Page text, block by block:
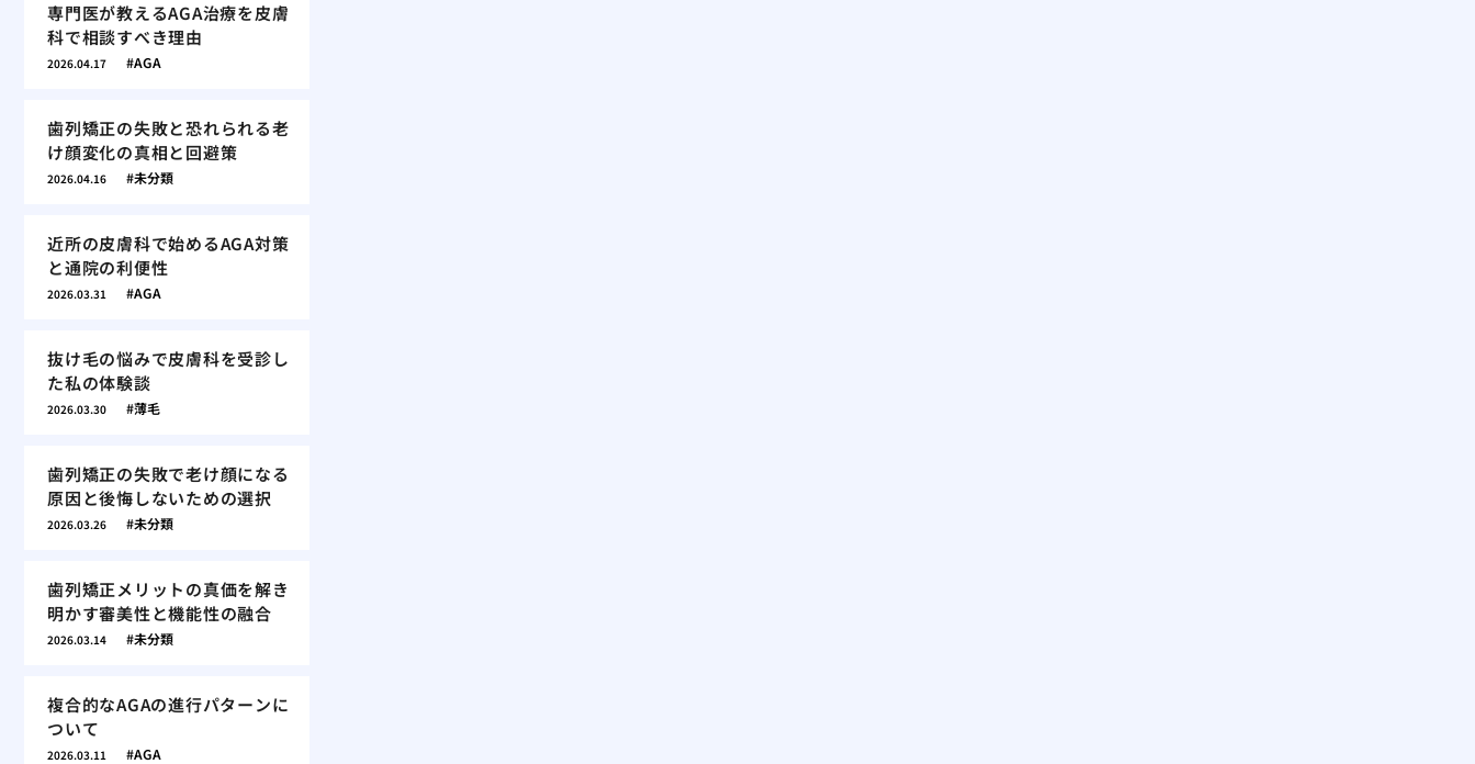
専門医が教えるAGA治療を皮膚
科で相談すべき理由
2026.04.17 AGA
歯列矯正の失敗と恐れられる老
け顔変化の真相と回避策
2026.04.16 未分類
近所の皮膚科で始めるAGA対策
と通院の利便性
2026.03.31 AGA
抜け毛の悩みで皮膚科を受診し
た私の体験談
2026.03.30 薄毛
歯列矯正の失敗で老け顔になる
原因と後悔しないための選択
2026.03.26 未分類
歯列矯正メリットの真価を解き
明かす審美性と機能性の融合
2026.03.14 未分類
複合的なAGAの進行パターンに
ついて
2026.03.11 AGA